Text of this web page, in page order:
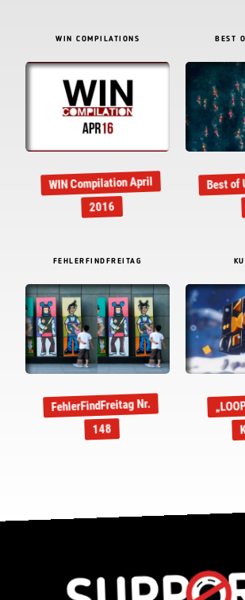
WIN COMPILATIONS
WIN Compilation April
2016
BEST
Best of
FEHLERFINDFREITAG
FehlerFindFreitag Nr.
148